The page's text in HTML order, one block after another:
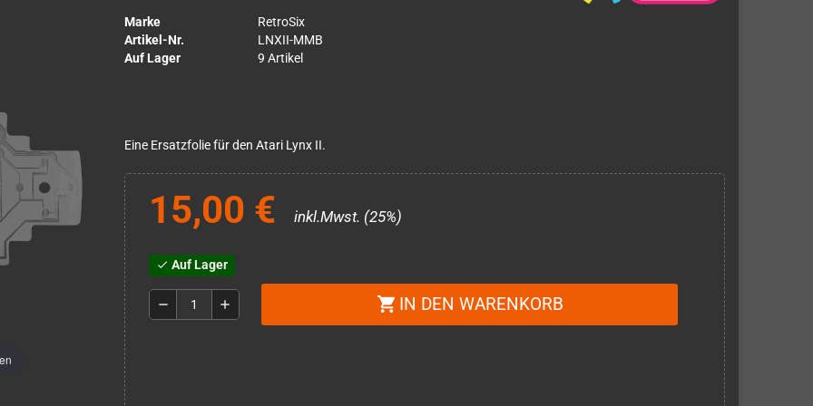
Marke
RetroSix
Artikel-Nr.
LNXII-MMB
Auf Lager
9 Artikel
Eine Ersatzfolie für den Atari Lynx II.
15,00 € inkl.Mwst. (25%)
check Auf Lager
remove add shopping_cart IN DEN WARENKORB